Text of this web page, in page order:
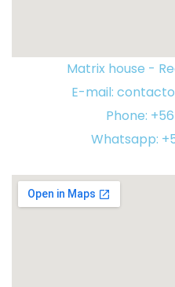
Matrix house -
E-mail:
Phone: +56
Whatsapp: